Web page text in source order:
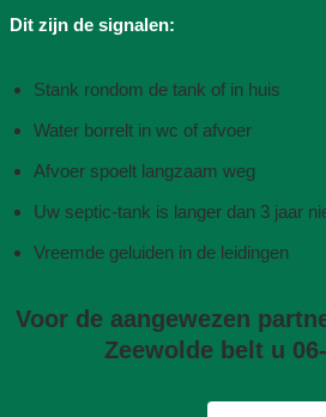
Dit zijn de signalen:
Stank rondom de tank of in huis
Water borrelt in wc of afvoer
Afvoer spoelt langzaam weg
Uw septic-tank is langer dan 3 jaar
Vreemde geluiden in de leidingen
Voor de aangewezen
Zeewolde belt u